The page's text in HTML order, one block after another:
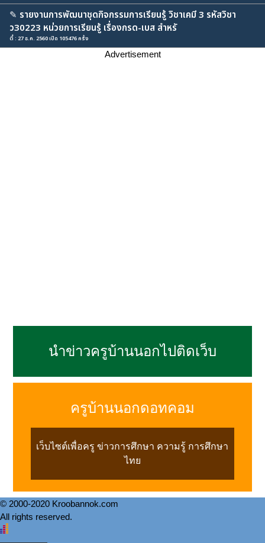
✎ รายงานการพัฒนาชุดกิจกรรมการเรียนรู้ วิชาเคมี 3 รหัสวิชา
ว30223 หน่วยการเรียนรู้ เรื่องกรด-เบส สำหรั
ตี๋ : 27 ธ.ค. 2560 เปิด 105476 ครั้ง
Advertisement
นำข่าวครูบ้านนอกไปติดเว็บ
ครูบ้านนอกดอทคอม
เว็บไซต์เพื่อครู ข่าวการศึกษา ความรู้ การศึกษา
ไทย
© 2000-2020 Kroobannok.com
All rights reserved.